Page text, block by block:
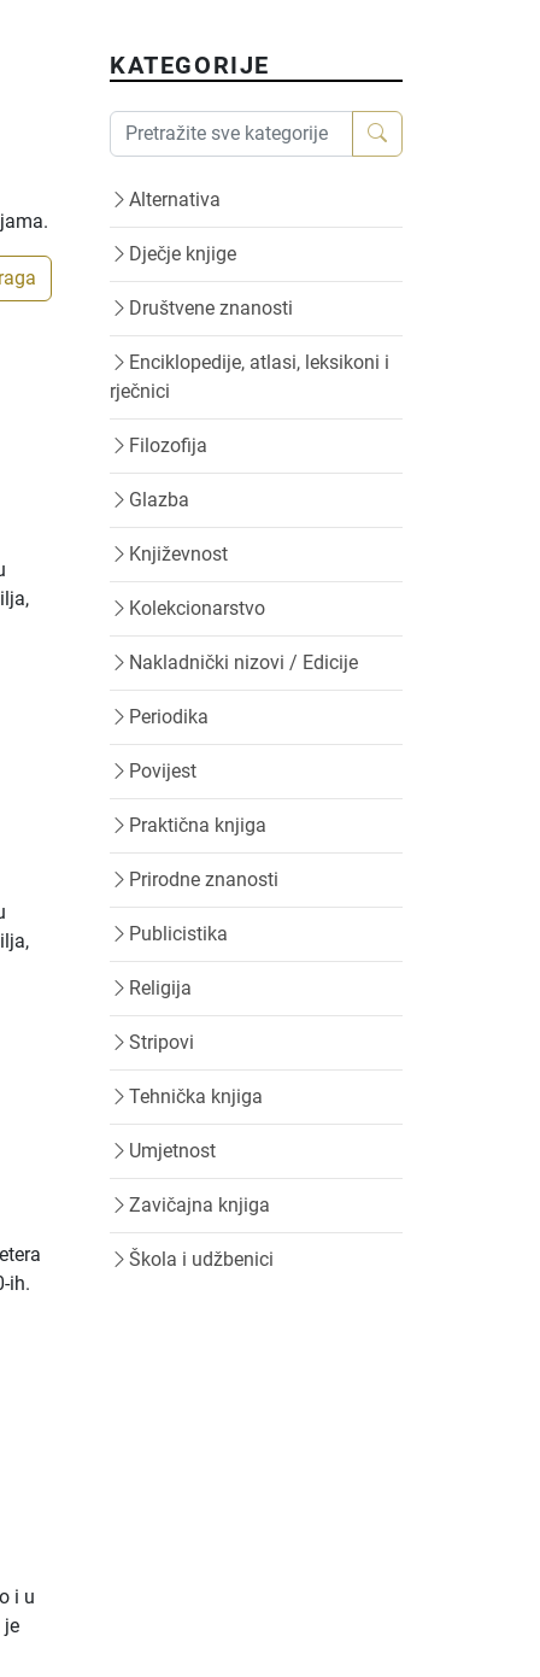
ih.
i u
je
KATEGORIJE
Alternativa
Dječje knjige
Društvene znanosti
Enciklopedije, atlasi, leksikoni i
rječnici
Filozofija
Glazba
Književnost
Kolekcionarstvo
Nakladnički nizovi / Edicije
Periodika
Povijest
Praktična knjiga
Prirodne znanosti
Publicistika
Religija
Stripovi
Tehnička knjiga
Umjetnost
Zavičajna knjiga
Škola i udžbenici